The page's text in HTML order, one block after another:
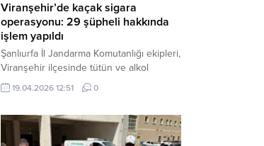
Viranşehir’de kaçak sigara
operasyonu: 29 şüpheli hakkında
işlem yapıldı
Şanlıurfa İl Jandarma Komutanlığı ekipleri,
Viranşehir ilçesinde tütün ve alkol
kaçakçılığına yönelik yürüttüğü kapsamlı
çalışmalar neticesinde binlerce paket
Operasyon kapsamında çok sayıda şahıs
hakkında adli süreç başlatıldı. Haber
19.04.2026 12:51 0